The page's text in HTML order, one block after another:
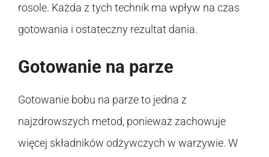
rosole. Każda z tych technik ma wpływ na czas
gotowania i ostateczny rezultat dania.
Gotowanie na parze
Gotowanie bobu na parze to jedna z
najzdrowszych metod, ponieważ zachowuje
więcej składników odżywczych w warzywie. W